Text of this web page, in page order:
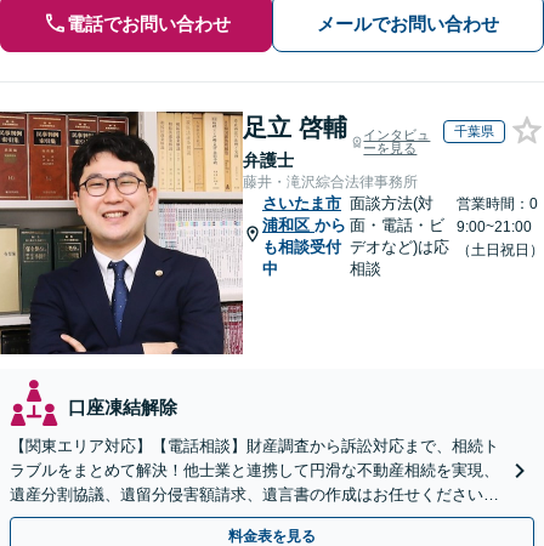
電話でお問い合わせ メールでお問い合わせ
足立 啓輔
弁護士
インタビュ
ーを見る
千葉県
藤井・滝沢綜合法律事務所
さいたま市
浦和区 から
も相談受付
中
面談方法(対
面・電話・ビ
デオなど)は応
相談
営業時間：0
9:00~21:00
（土日祝日）
口座凍結解除
【関東エリア対応】【電話相談】財産調査から訴訟対応まで、相続ト
ラブルをまとめて解決！他士業と連携して円滑な不動産相続を実現、
遺産分割協議、遺留分侵害額請求、遺言書の作成はお任せください。
明確な料金体系【オンライン面談可能】
料金表を見る